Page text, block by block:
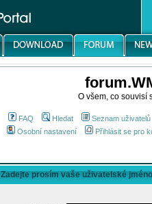
O všem, co souvisí
FAQ Hledat Seznam uživatelů
Osobní nastavení
Přihlásit se pro
Zadejte prosím vaše uživatelské